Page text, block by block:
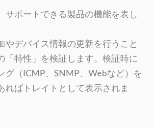
サポートできる製品の機能を表し
やデバイス情報の更新を行うこと
「特性」を検証します。検証時に
グ（ICMP、SNMP、Webなど）を
ればトレイトとして表示されま